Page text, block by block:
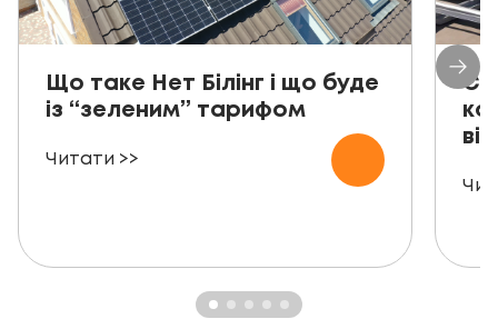
Що таке Нет Білінг і що буде
із “зеленим” тарифом
Читати >>